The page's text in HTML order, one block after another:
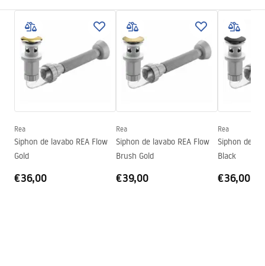
Couleur
Aspect pierre
Finition
Mat
Longueur
465
Largeur
335mm
Hauteur
135
Forme
Trou de robinet
Non
Instructions de montage
Conditions de garantie
Rea
Siphon de lavabo REA Flow
Gold
€36,00
Rea
Siphon de lavabo REA Flow
Brush Gold
€39,00
Rea
Siphon de
Black
€36,00